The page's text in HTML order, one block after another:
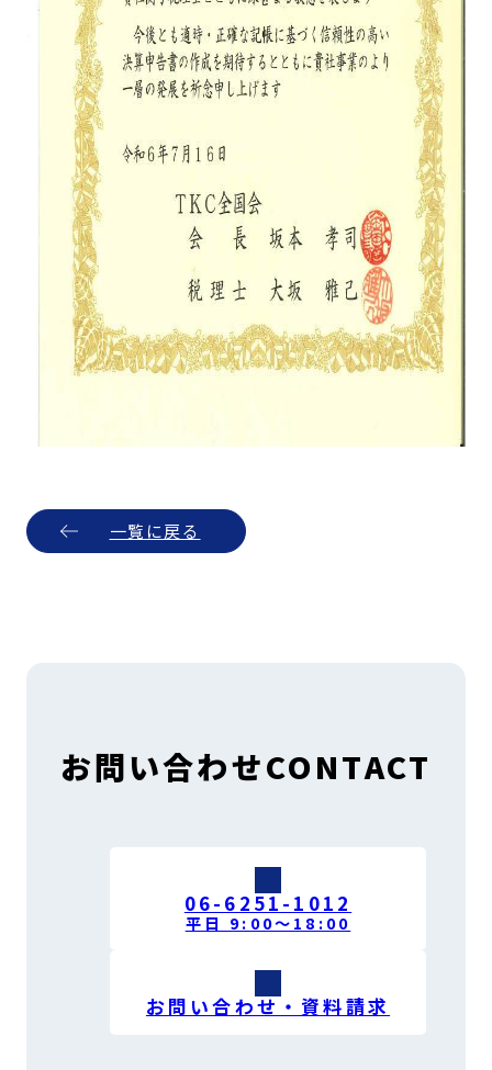
一覧に戻る
お問い合わせCONTACT
06-6251-1012
平日 9:00〜18:00
お問い合わせ・資料請求